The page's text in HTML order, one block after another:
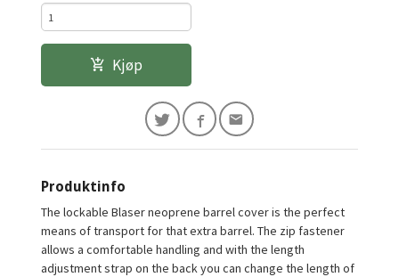
Kjøp
Produktinfo
The lockable Blaser neoprene barrel cover is the perfect
means of transport for that extra barrel. The zip fastener
allows a comfortable handling and with the length
adjustment strap on the back you can change the length of